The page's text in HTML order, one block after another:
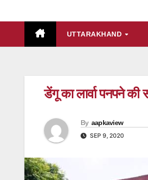
UTTARAKHAND
डेंगू का लार्वा पनपने की
By aapkaview
SEP 9, 2020